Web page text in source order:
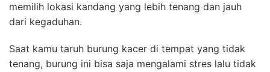
memilih lokasi kandang yang lebih tenang dan jauh
dari kegaduhan.
Saat kamu taruh burung kacer di tempat yang tidak
tenang, burung ini bisa saja mengalami stres lalu tidak